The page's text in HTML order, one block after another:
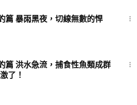
篇 暴雨黑夜，切線無數的悍
篇 洪水急流，捕食性魚類成群
了！